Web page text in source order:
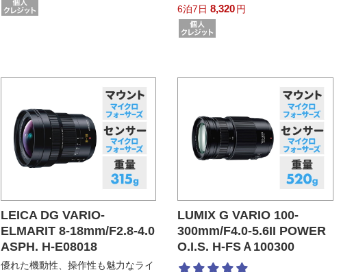
6泊7日 8,320円
LEICA DG VARIO-
ELMARIT 8-18mm/F2.8-4.0
ASPH. H-E08018
優れた機動性、操作性も魅力なライ
LUMIX G VARIO 100-
300mm/F4.0-5.6II POWER
O.I.S. H-FSＡ100300